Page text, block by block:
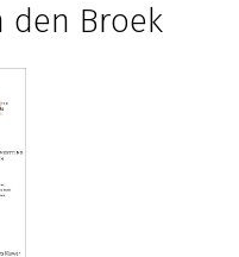
den Broek